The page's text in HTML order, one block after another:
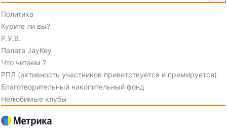
Политика
Курите ли вы?
Р.У.В.
Палата JayKey
Что читаем ?
РПЛ (активность участников приветствуется и премируется)
Благотворительный накопительный фонд
Нелюбимые клубы